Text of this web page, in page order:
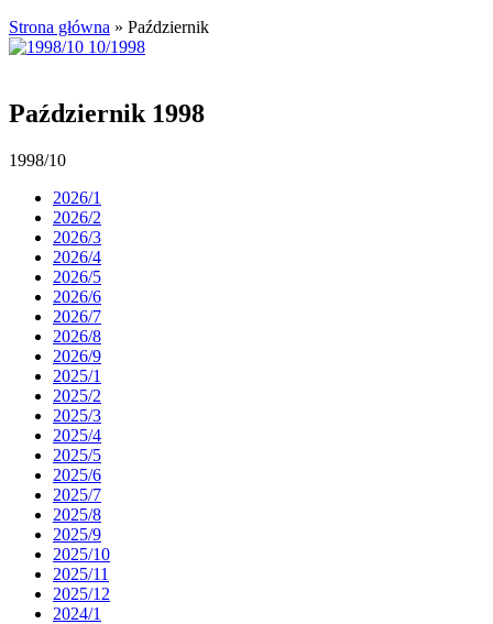
Strona główna » Październik
Październik 1998
1998/10
2026/1
2026/2
2026/3
2026/4
2026/5
2026/6
2026/7
2026/8
2026/9
2025/1
2025/2
2025/3
2025/4
2025/5
2025/6
2025/7
2025/8
2025/9
2025/10
2025/11
2025/12
2024/1